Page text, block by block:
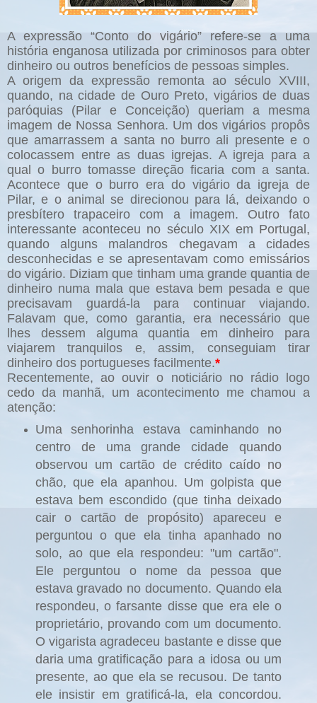
A expressão “Conto do vigário” refere-se a uma
história enganosa utilizada por criminosos para obter
dinheiro ou outros benefícios de pessoas simples.
A origem da expressão remonta ao século XVIII,
quando, na cidade de Ouro Preto, vigários de duas
paróquias (Pilar e Conceição) queriam a mesma
imagem de Nossa Senhora. Um dos vigários propôs
que amarrassem a santa no burro ali presente e o
colocassem entre as duas igrejas. A igreja para a
qual o burro tomasse direção ficaria com a santa.
Acontece que o burro era do vigário da igreja de
Pilar, e o animal se direcionou para lá, deixando o
presbítero trapaceiro com a imagem. Outro fato
interessante aconteceu no século XIX em Portugal,
quando alguns malandros chegavam a cidades
desconhecidas e se apresentavam como emissários
do vigário. Diziam que tinham uma grande quantia de
dinheiro numa mala que estava bem pesada e que
precisavam guardá-la para continuar viajando.
Falavam que, como garantia, era necessário que
lhes dessem alguma quantia em dinheiro para
viajarem tranquilos e, assim, conseguiam tirar
dinheiro dos portugueses facilmente.*
Recentemente, ao ouvir o noticiário no rádio logo
cedo da manhã, um acontecimento me chamou a
atenção:
Uma senhorinha estava caminhando no
centro de uma grande cidade quando
observou um cartão de crédito caído no
chão, que ela apanhou. Um golpista que
estava bem escondido (que tinha deixado
cair o cartão de propósito) apareceu e
perguntou o que ela tinha apanhado no
solo, ao que ela respondeu: "um cartão".
Ele perguntou o nome da pessoa que
estava gravado no documento. Quando ela
respondeu, o farsante disse que era ele o
proprietário, provando com um documento.
O vigarista agradeceu bastante e disse que
daria uma gratificação para a idosa ou um
presente, ao que ela se recusou. De tanto
ele insistir em gratificá-la, ela concordou.